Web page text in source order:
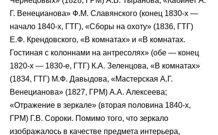
Г. Венецианова» Ф.М. Славянского (конец 1830-х —
начало 1840-х, ГТГ), «Сборы на охоту» (1836, ГТГ)
Е.Ф. Крендовского, «В комнатах» и «В комнатах.
Гостиная с колоннами на антресолях» (обе — конец
1820-х — 1830-е, ГТГ) К.А. Зеленцова, «В комнатах»
(1834, ГТГ) М.Ф. Давыдова, «Мастерская А.Г.
Венецианова» (1827, ГРМ) А.А. Алексеева;
«Отражение в зеркале» (вторая половина 1840-х,
ГРМ) Г.В. Сороки. Помимо того, что зеркало
изображалось в качестве предмета интерьера,